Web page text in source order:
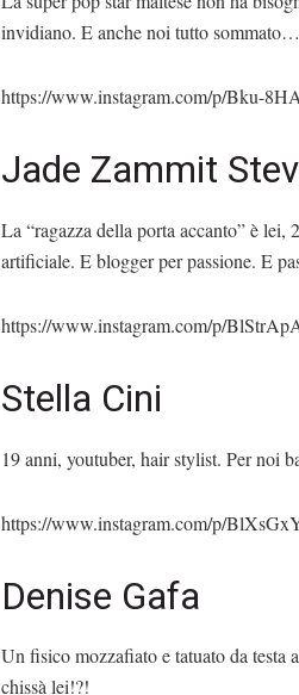
invidiano. E anche noi tutto sommato…
https://www.instagram.com/p/Bku-
Jade Zammit
La “ragazza della porta accanto” è
artificiale. E blogger per passione. E
https://www.instagram.com/p/
Stella Cini
19 anni, youtuber, hair stylist. Per noi
https://www.instagram.com/p/
Denise Gafa
Un fisico mozzafiato e tatuato da
chissà lei!?!